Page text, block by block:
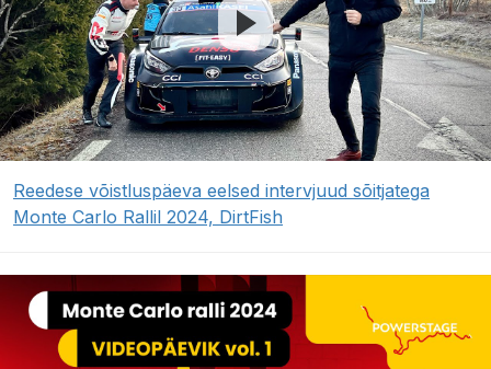
Reedese võistluspäeva eelsed intervjuud sõitjatega
Monte Carlo Rallil 2024, DirtFish